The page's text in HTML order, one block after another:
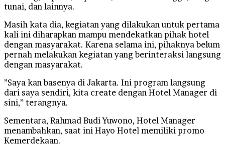
tunai, dan lainnya.
Masih kata dia, kegiatan yang dilakukan untuk pertama
kali ini diharapkan mampu mendekatkan pihak hotel
dengan masyarakat. Karena selama ini, pihaknya belum
pernah melakukan kegiatan yang berinteraksi langsung
dengan masyarakat.
”Saya kan basenya di Jakarta. Ini program langsung
dari saya sendiri, kita create dengan Hotel Manager di
sini,” terangnya.
Sementara, Rahmad Budi Yuwono, Hotel Manager
menambahkan, saat ini Hayo Hotel memiliki promo
Kemerdekaan.